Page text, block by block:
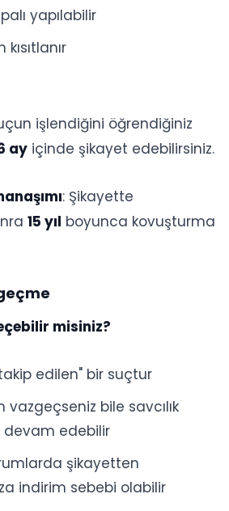
yapılabilir
işlendiğini öğrendiğiniz
ay içinde şikayet edebilirsiniz.
: Şikayette
15 yıl boyunca kovuşturma
misiniz?
edilen" bir suçtur
bile savcılık
edebilir
şikayetten
indirim sebebi olabilir